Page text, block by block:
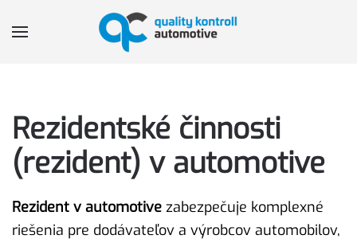
Skip to main content
Rezidentské činnosti
(rezident) v automotive
Rezident v automotive zabezpečuje komplexné
riešenia pre dodávateľov a výrobcov automobilov,